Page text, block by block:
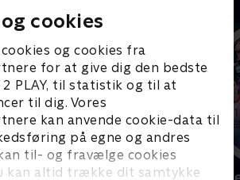
cookies
og cookies fra
for at give dig den bedste
2 PLAY, til statistik og til at
til dig. Vores
kan anvende cookie-data til
på egne og andres
til- og fravælge cookies
kan altid trække dit samtykke